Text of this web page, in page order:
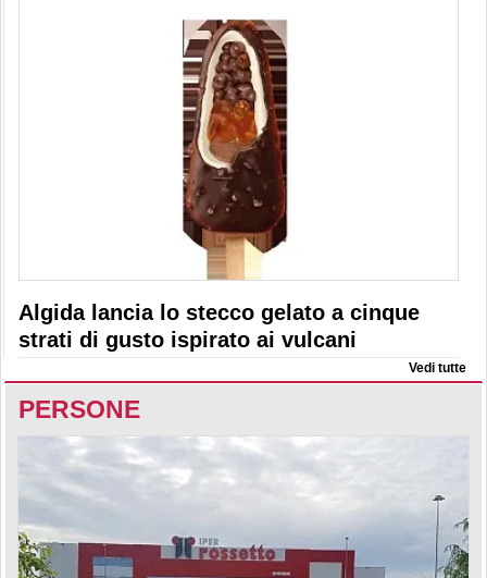
Algida lancia lo stecco gelato a cinque
strati di gusto ispirato ai vulcani
Vedi tutte
PERSONE